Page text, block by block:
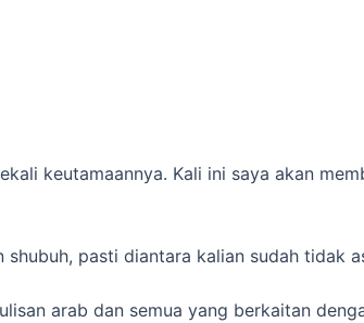
keutamaannya. Kali ini saya akan
pasti diantara kalian sudah tidak
arab dan semua yang berkaitan